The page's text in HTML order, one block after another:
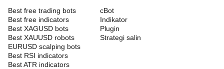
Best free trading bots
Best free indicators
Best XAGUSD bots
Best XAUUSD robots
EURUSD scalping bots
Best RSI indicators
Best ATR indicators
cBot
Indikator
Plugin
Strategi salin